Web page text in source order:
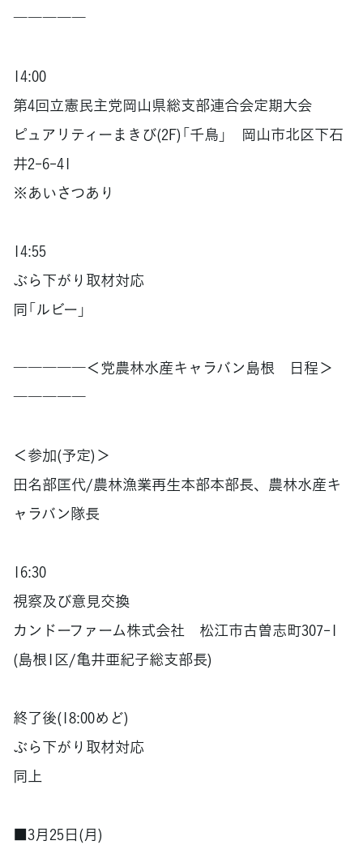
―――――
14:00
第4回立憲民主党岡山県総支部連合会定期大会
ピュアリティーまきび(2F)「千鳥」 岡山市北区下石
井2-6-41
※あいさつあり
14:55
ぶら下がり取材対応
同「ルビー」
―――――＜党農林水産キャラバン島根 日程＞
―――――
＜参加(予定)＞
田名部匡代/農林漁業再生本部本部長、農林水産キ
ャラバン隊長
16:30
視察及び意見交換
カンドーファーム株式会社 松江市古曽志町307-1
(島根1区/亀井亜紀子総支部長)
終了後(18:00めど)
ぶら下がり取材対応
同上
■3月25日(月)